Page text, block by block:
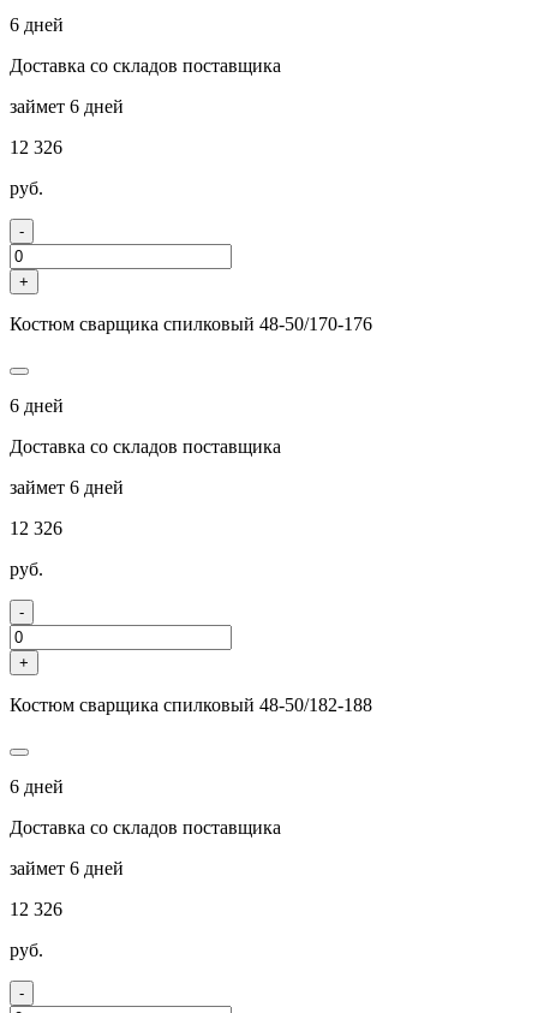
6 дней
Доставка со складов поставщика
займет 6 дней
12 326
руб.
-
+
Костюм сварщика спилковый 48-50/170-176
6 дней
Доставка со складов поставщика
займет 6 дней
12 326
руб.
-
+
Костюм сварщика спилковый 48-50/182-188
6 дней
Доставка со складов поставщика
займет 6 дней
12 326
руб.
-